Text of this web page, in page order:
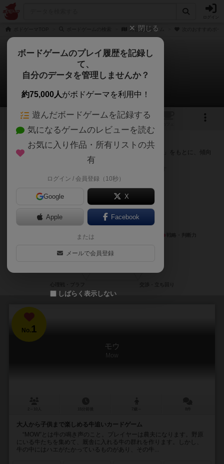
灯台建設ゲーム
灯台建設ゲーム
次のおすすめボードゲーム
1
『灯台建設ゲーム』が好きな方へのおすすめ
このゲームのトップページで投票された「プレイ感の評価」をもとに、傾向
が近いボードゲームをランキング形式で紹介します。
No.1
モウ
Mow
大人から子供まで楽しめる牛追いカードゲーム
“MOW”とは牛の鳴き声のこと。プレイヤーは農夫になります。野原
にいる牛たちを集めて、厩舎に入れる牛の群れを作ります。しかし、
牛の中にはハエがたかっているものがあり、その牛...
閉じる
ボードゲームのプレイ履歴を記録し
て、
自分のデータを管理しませんか？
約75,000人がボドゲーマを利用中！
遊んだボードゲームを記録する
気になるゲームのレビューを読む
お気に入り作品・所有リストの共
有
ログイン / 会員登録（10秒）
Google X
Apple Facebook
または
メールで会員登録
しばらく表示しない